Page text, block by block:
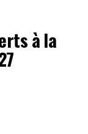
à la